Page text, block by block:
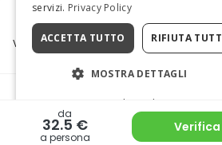
da
32.5 €
a persona
Visit Italy Srl | Via Filippo Argelati, 10, 20143
Capitale Sociale
CONDIZIONI
servizi. Privacy Policy
ACCETTA TUTTO RIFIUTA
MOSTRA DETTAGLI
Cookie Policy